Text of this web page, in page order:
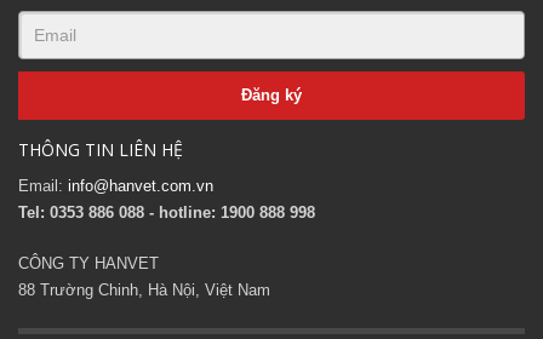
THÔNG TIN LIÊN HỆ
Email: info@hanvet.com.vn
Tel: 0353 886 088 - hotline: 1900 888 998
CÔNG TY HANVET
88 Trường Chinh, Hà Nội, Việt Nam